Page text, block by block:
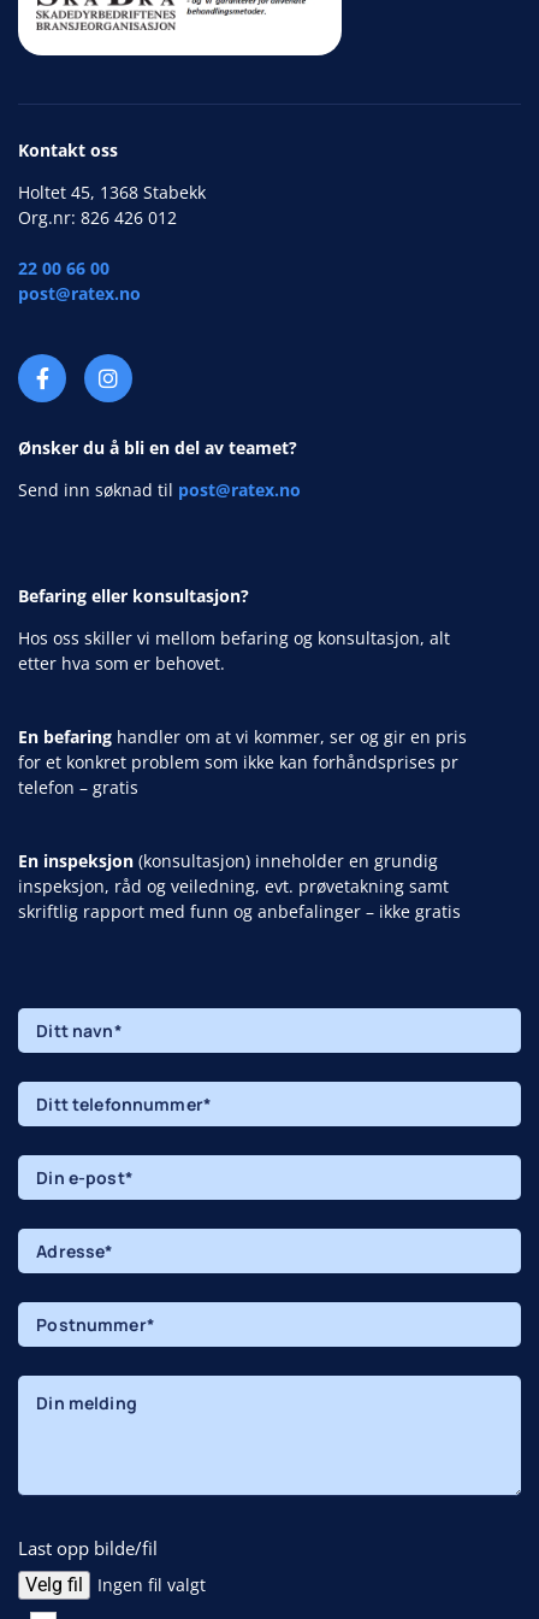
Kontakt oss
Holtet 45, 1368 Stabekk
Org.nr: 826 426 012
22 00 66 00
post@ratex.no
Ønsker du å bli en del av teamet?
Send inn søknad til post@ratex.no
Befaring eller konsultasjon?
Hos oss skiller vi mellom befaring og konsultasjon, alt
etter hva som er behovet.
En befaring handler om at vi kommer, ser og gir en pris
for et konkret problem som ikke kan forhåndsprises pr
telefon – gratis
En inspeksjon (konsultasjon) inneholder en grundig
inspeksjon, råd og veiledning, evt. prøvetakning samt
skriftlig rapport med funn og anbefalinger – ikke gratis
Last opp bilde/fil
Velg fil Ingen fil valgt